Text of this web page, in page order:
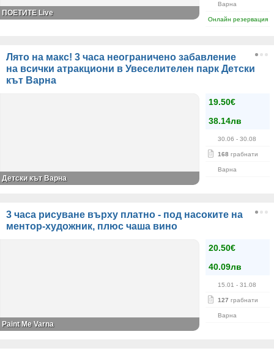
Варна
Онлайн резервация
ПОЕТИТЕ Live
Лято на макс! 3 часа неограничено забавление
на всички атракциони в Увеселителен парк Детски
кът Варна
19.50€
38.14лв
30.06 - 30.08
168 грабнати
Варна
Детски кът Варна
3 часа рисуване върху платно - под насоките на
ментор-художник, плюс чаша вино
20.50€
40.09лв
15.01 - 31.08
127 грабнати
Варна
Paint Me Varna